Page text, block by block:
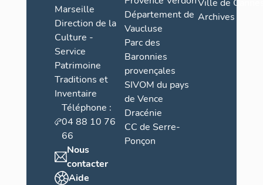
Marseille
Direction de la
Culture -
Service
Patrimoine
Traditions et
Inventaire
Téléphone :
04 88 10 76
66
Nous
contacter
Aide
Département de
Vaucluse
Parc des
Baronnies
provençales
SIVOM du pays
de Vence
Dracénie
CC de Serre-
Ponçon
Ville de
Archives